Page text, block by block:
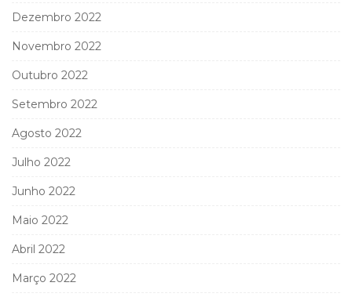
Dezembro 2022
Novembro 2022
Outubro 2022
Setembro 2022
Agosto 2022
Julho 2022
Junho 2022
Maio 2022
Abril 2022
Março 2022